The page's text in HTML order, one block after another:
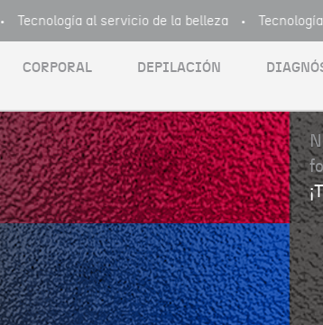
Tecnología al servicio de la belleza Tecnología
CORPORAL DEPILACIÓN